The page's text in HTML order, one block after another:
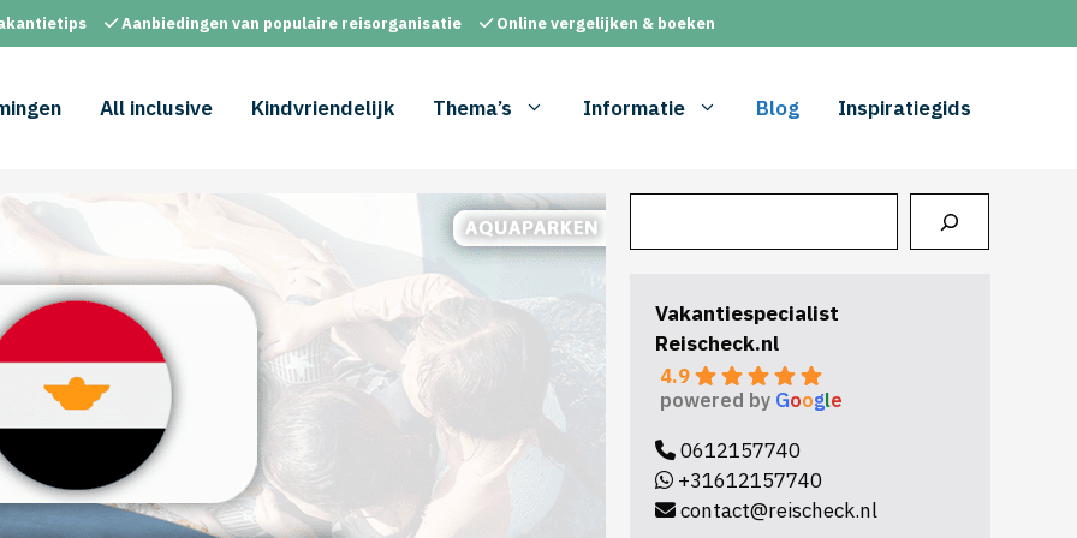
Aanbiedingen van populaire reisorganisatie Online vergelijken & boeken
All inclusive Kindvriendelijk Thema’s Informatie Blog Inspiratiegids
Vakantiespecialist
Reischeck.nl
4.9
powered by Google
0612157740
+31612157740
contact@reischeck.nl